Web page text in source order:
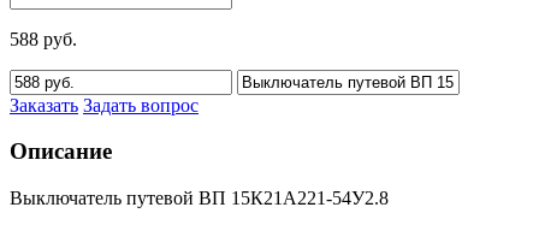
588 руб.
Заказать Задать вопрос
Описание
Выключатель путевой ВП 15К21А221-54У2.8